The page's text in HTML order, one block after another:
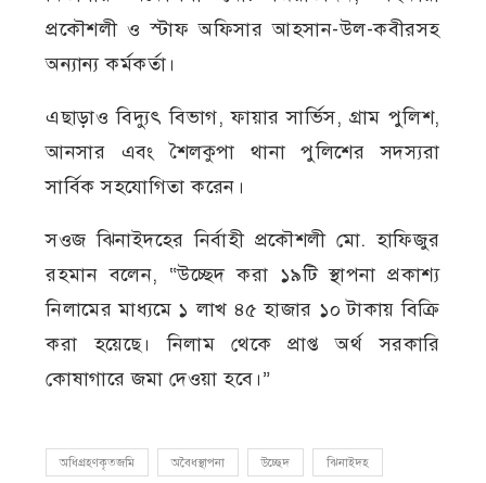
প্রকৌশলী ও স্টাফ অফিসার আহসান-উল-কবীরসহ
অন্যান্য কর্মকর্তা।
এছাড়াও বিদ্যুৎ বিভাগ, ফায়ার সার্ভিস, গ্রাম পুলিশ,
আনসার এবং শৈলকুপা থানা পুলিশের সদস্যরা
সার্বিক সহযোগিতা করেন।
সওজ ঝিনাইদহের নির্বাহী প্রকৌশলী মো. হাফিজুর
রহমান বলেন, “উচ্ছেদ করা ১৯টি স্থাপনা প্রকাশ্য
নিলামের মাধ্যমে ১ লাখ ৪৫ হাজার ১০ টাকায় বিক্রি
করা হয়েছে। নিলাম থেকে প্রাপ্ত অর্থ সরকারি
কোষাগারে জমা দেওয়া হবে।”
অধিগ্রহণকৃতজমি অবৈধস্থাপনা উচ্ছেদ ঝিনাইদহ